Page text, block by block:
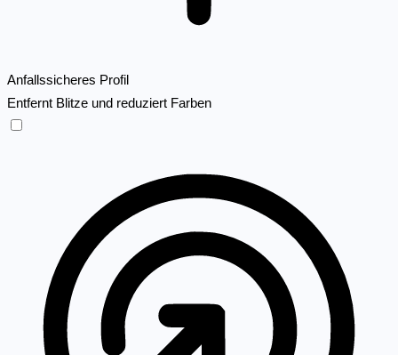
Anfallssicheres Profil
Entfernt Blitze und reduziert Farben